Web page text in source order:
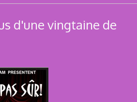
d'une vingtaine de